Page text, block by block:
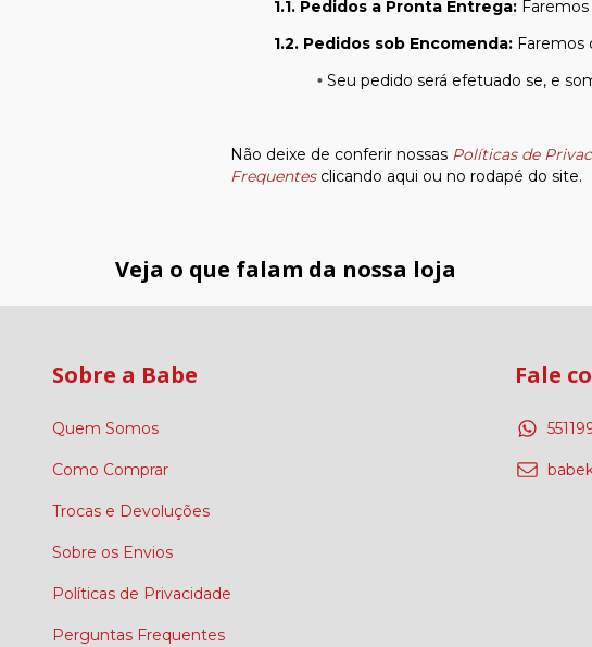
1.1. Pedidos a Pronta Entrega: Faremos
1.2. Pedidos sob Encomenda: Faremos
• Seu pedido será efetuado se, e
Não deixe de conferir nossas Políticas de
Frequentes clicando aqui ou no rodapé do site.
Veja o que falam da nossa loja
Sobre a Babe
Quem Somos
Como Comprar
Trocas e Devoluções
Sobre os Envios
Políticas de Privacidade
Perguntas Frequentes
Fale